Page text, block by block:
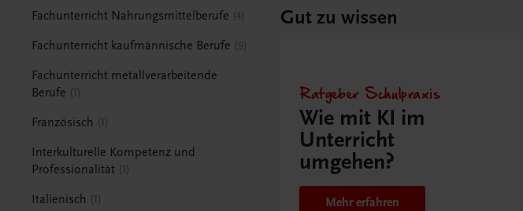
Fachunterricht Nahrungsmittelberufe 4
Fachunterricht kaufmännische Berufe 9
Fachunterricht metallverarbeitende
Berufe
1
Französisch 1
Interkulturelle Kompetenz und
Professionalität 1
Italienisch 1
Gut zu wissen
Ratgeber Schulpraxis
Wie mit KI im
Unterricht
umgehen?
Mehr erfahren